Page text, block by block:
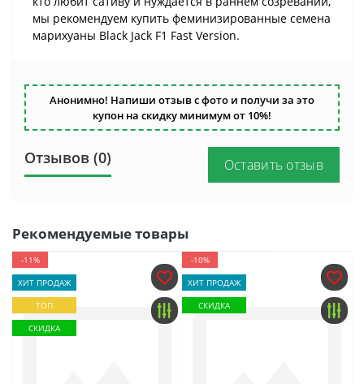
мы рекомендуем купить феминизированные семена
марихуаны Black Jack F1 Fast Version.
Анонимно! Напиши отзыв с фото и получи за это
купон на скидку минимум от 10%!
Отзывов (0) Оставить отзыв
Рекомендуемые товары
-11%
ХИТ ПРОДАЖ
ТОП
СКИДКА
-10%
ХИТ ПРОДАЖ
СКИДКА